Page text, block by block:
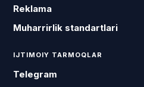
Reklama
Muharrirlik standartlari
IJTIMOIY TARMOQLAR
Telegram